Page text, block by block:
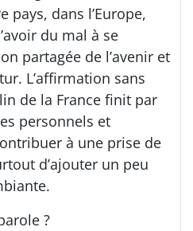
pays, dans l’Europe,
du mal à se
partagée de l’avenir et
L’affirmation sans
de la France finit par
personnels et
à une prise de
d’ajouter un peu
?